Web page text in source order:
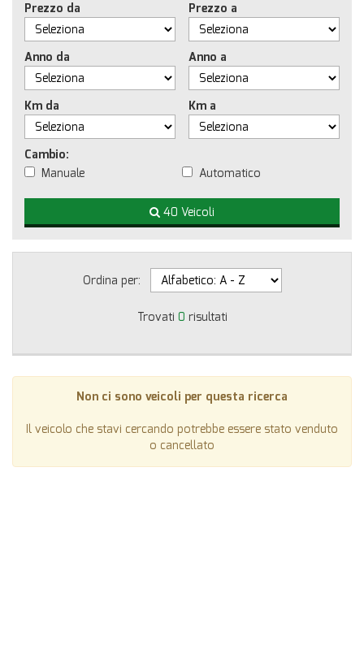
Prezzo da Prezzo a
Anno da Anno a
Km da Km a
Cambio:
Manuale
Automatico
40 Veicoli
Ordina per:
Trovati 0 risultati
Non ci sono veicoli per questa ricerca
Il veicolo che stavi cercando potrebbe essere stato venduto
o cancellato